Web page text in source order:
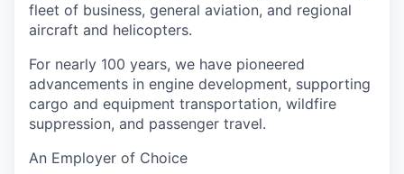
fleet of business, general aviation, and regional
aircraft and helicopters.
For nearly 100 years, we have pioneered
advancements in engine development, supporting
cargo and equipment transportation, wildfire
suppression, and passenger travel.
An Employer of Choice